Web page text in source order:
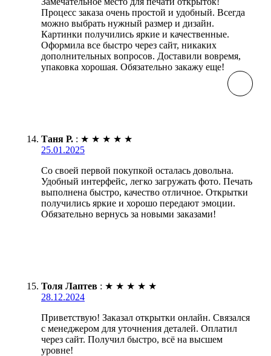
Процесс заказа очень простой и удобный. Всегда
можно выбрать нужный размер и дизайн.
Картинки получились яркие и качественные.
Оформила все быстро через сайт, никаких
дополнительных вопросов. Доставили вовремя,
упаковка хорошая. Обязательно закажу еще!
Таня Р. : ★ ★ ★ ★ ★
25.01.2025
Со своей первой покупкой осталась довольна.
Удобный интерфейс, легко загружать фото. Печать
выполнена быстро, качество отличное. Открытки
получились яркие и хорошо передают эмоции.
Обязательно вернусь за новыми заказами!
Толя Лаптев : ★ ★ ★ ★ ★
28.12.2024
Приветствую! Заказал открытки онлайн. Связался
с менеджером для уточнения деталей. Оплатил
через сайт. Получил быстро, всё на высшем
уровне!